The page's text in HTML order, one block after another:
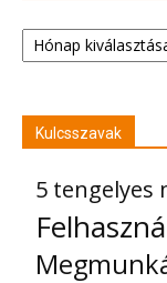
Archívum
Kulcsszavak
5 tengelyes